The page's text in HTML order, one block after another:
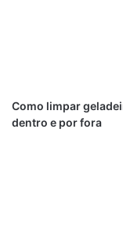
Como limpar
dentro e por fora